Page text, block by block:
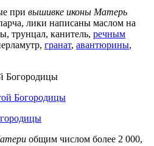
при вышивке иконы Матерь
лики написаны маслом на
трунцал, канитель, речным
гранат, авантюрины,
Богородицы
общим числом более 2 000,